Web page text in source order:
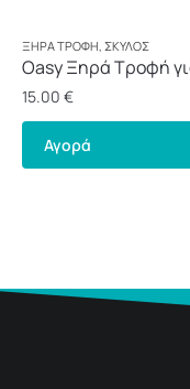
ΞΗΡΆ ΤΡΟΦΉ ΣΚΎΛΟΣ
Oasy Ξηρά Τροφή
Κοτόπουλο 3kg
15.00 €
Αγορά